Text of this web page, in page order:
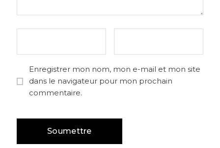
Enregistrer mon nom, mon e-mail et mon site
dans le navigateur pour mon prochain
commentaire.